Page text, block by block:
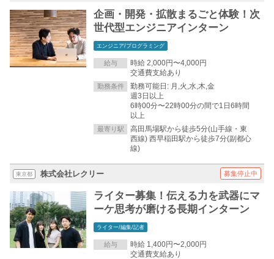
企画・開発・拡散まるごと体験！次
世代型エンジニアインターン
エンジニア/プログラミング
給与
時給 2,000円〜4,000円
交通費支給あり
勤務条件
勤務可能日: 月,火,水,木,金
週3日以上
6時00分〜22時00分の間で1日6時間
以上
最寄り駅
高田馬場駅から徒歩5分(山手線・東
西線) 西早稲田駅から徒歩7分(副都心
線)
東京都 株式会社レクリー 募集停止中
ライター募集！伝える力を武器にマ
ーケ思考が磨ける長期インターン
ライター/編集/記者
給与
時給 1,400円〜2,000円
交通費支給あり